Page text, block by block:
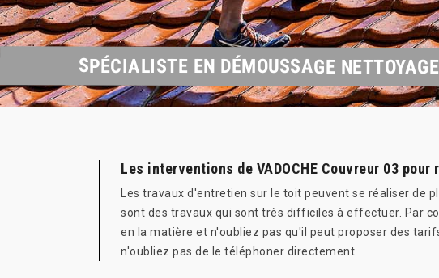
SPÉCIALISTE EN DÉMOUSSAGE
Les interventions de VADOCHE Couvreur 03
Les travaux d'entretien sur le toit peuvent se réaliser de
sont des travaux qui sont très difficiles à effectuer. Par
en la matière et n'oubliez pas qu'il peut proposer des
n'oubliez pas de le téléphoner directement.